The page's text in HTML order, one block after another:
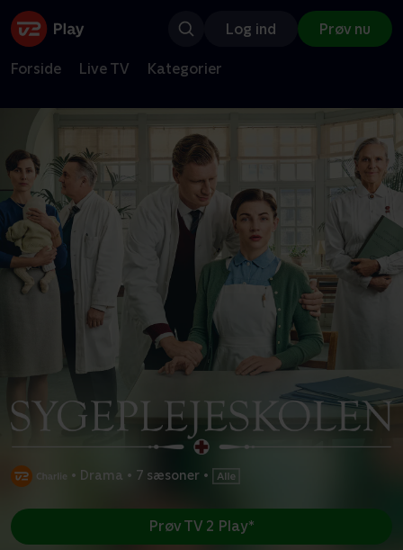
Log ind Prøv nu
Forside Live TV Kategorier
• Drama • 7 sæsoner •
Prøv TV 2 Play*